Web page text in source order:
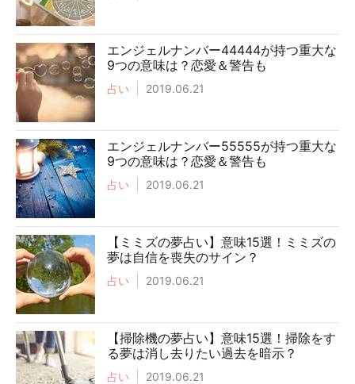
エンジェルナンバー44444が持つ重大な
9つの意味は？恋愛＆警告も
占い 2019.06.21
エンジェルナンバー55555が持つ重大な
9つの意味は？恋愛＆警告も
占い 2019.06.21
【ミミズの夢占い】意味15選！ミミズの
夢は自信を喪失のサイン？
占い 2019.06.21
【掃除機の夢占い】意味15選！掃除をす
る夢は消し去りたい過去を暗示？
占い 2019.06.21